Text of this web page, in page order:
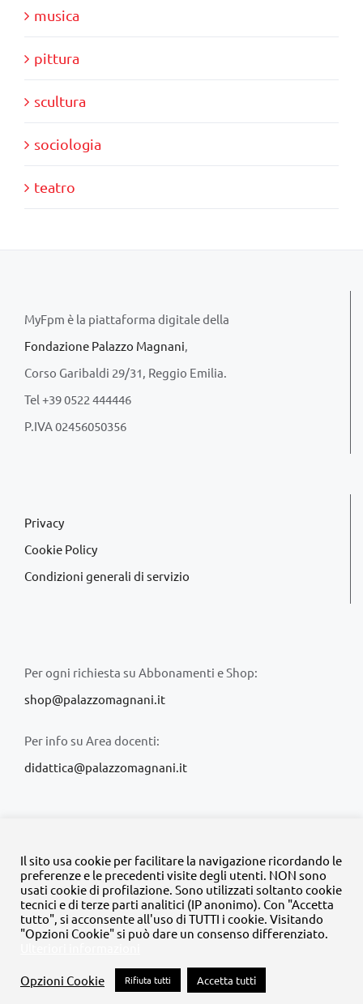
musica
pittura
scultura
sociologia
teatro
MyFpm è la piattaforma digitale della
Fondazione Palazzo Magnani,
Corso Garibaldi 29/31, Reggio Emilia.
Tel +39 0522 444446
P.IVA 02456050356
Privacy
Cookie Policy
Condizioni generali di servizio
Per ogni richiesta su Abbonamenti e Shop:
shop@palazzomagnani.it
Per info su Area docenti:
didattica@palazzomagnani.it
© Copyright 2020 -2026 | Tutti i diritti riservati | MyFpm è un
progetto dellaFondazione Palazzo Magnani
FacebookInstagram
TwitterLinkedInYouTube
Il sito usa cookie per facilitare la navigazione ricordando le
preferenze e le precedenti visite degli utenti. NON sono
usati cookie di profilazione. Sono utilizzati soltanto cookie
tecnici e di terze parti analitici (IP anonimo). Con "Accetta
tutto", si acconsente all'uso di TUTTI i cookie. Visitando
"Opzioni Cookie" si può dare un consenso differenziato.
Opzioni Cookie Rifiuta tutti Accetta tutti